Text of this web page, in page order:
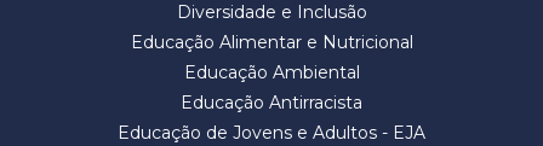
Diversidade e Inclusão
Educação Alimentar e Nutricional
Educação Ambiental
Educação Antirracista
Educação de Jovens e Adultos - EJA